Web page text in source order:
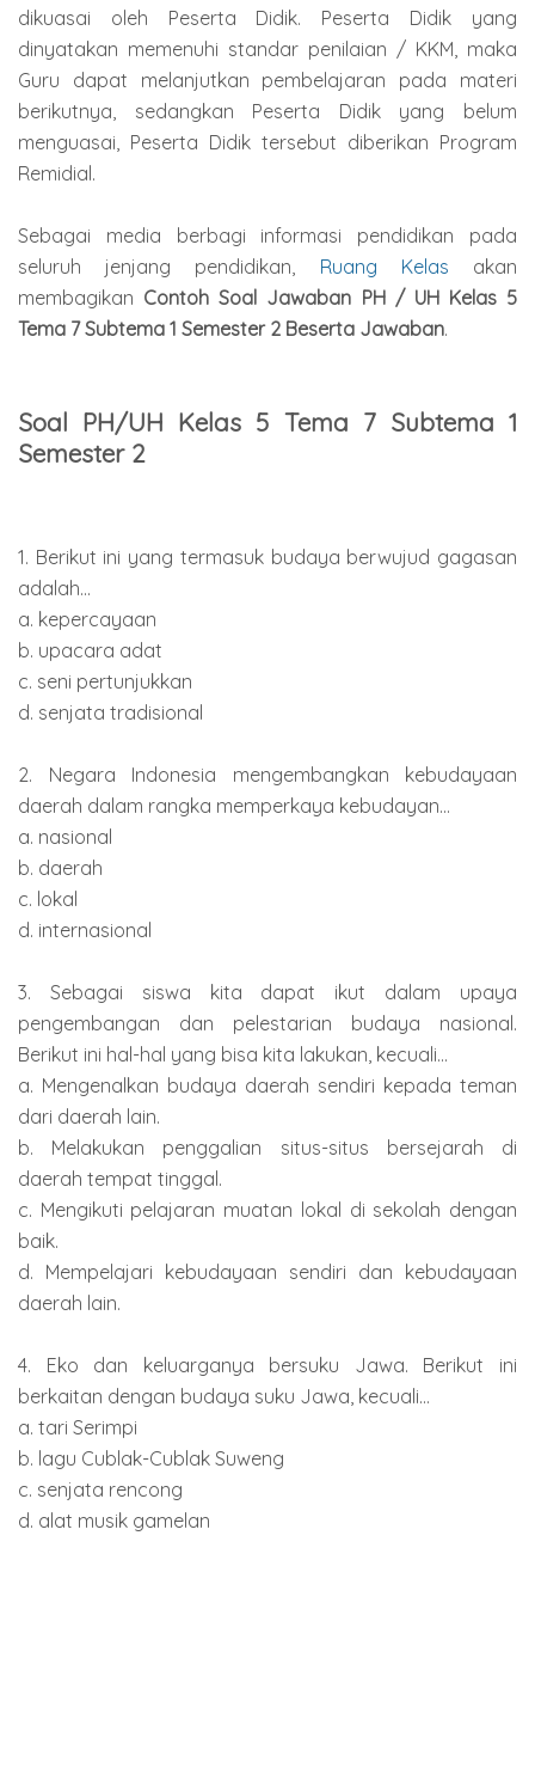
dikuasai oleh Peserta Didik. Peserta Didik yang
dinyatakan memenuhi standar penilaian / KKM, maka
Guru dapat melanjutkan pembelajaran pada materi
berikutnya, sedangkan Peserta Didik yang belum
menguasai, Peserta Didik tersebut diberikan Program
Remidial.
Sebagai media berbagi informasi pendidikan pada
seluruh jenjang pendidikan, Ruang Kelas akan
membagikan Contoh Soal Jawaban PH / UH Kelas 5
Tema 7 Subtema 1 Semester 2 Beserta Jawaban.
Soal PH/UH Kelas 5 Tema 7 Subtema 1
Semester 2
1. Berikut ini yang termasuk budaya berwujud gagasan
adalah...
a. kepercayaan
b. upacara adat
c. seni pertunjukkan
d. senjata tradisional
2. Negara Indonesia mengembangkan kebudayaan
daerah dalam rangka memperkaya kebudayan...
a. nasional
b. daerah
c. lokal
d. internasional
3. Sebagai siswa kita dapat ikut dalam upaya
pengembangan dan pelestarian budaya nasional.
Berikut ini hal-hal yang bisa kita lakukan, kecuali...
a. Mengenalkan budaya daerah sendiri kepada teman
dari daerah lain.
b. Melakukan penggalian situs-situs bersejarah di
daerah tempat tinggal.
c. Mengikuti pelajaran muatan lokal di sekolah dengan
baik.
d. Mempelajari kebudayaan sendiri dan kebudayaan
daerah lain.
4. Eko dan keluarganya bersuku Jawa. Berikut ini
berkaitan dengan budaya suku Jawa, kecuali...
a. tari Serimpi
b. lagu Cublak-Cublak Suweng
c. senjata rencong
d. alat musik gamelan